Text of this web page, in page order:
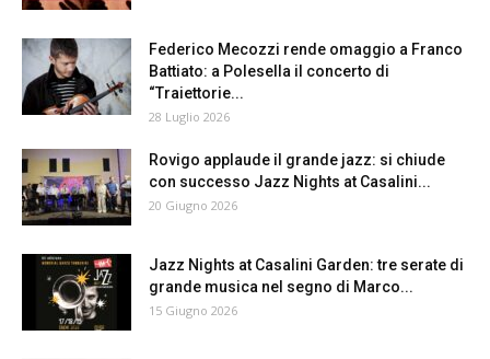
Federico Mecozzi rende omaggio a Franco
Battiato: a Polesella il concerto di
“Traiettorie...
28 Luglio 2026
Rovigo applaude il grande jazz: si chiude
con successo Jazz Nights at Casalini...
20 Giugno 2026
Jazz Nights at Casalini Garden: tre serate di
grande musica nel segno di Marco...
15 Giugno 2026